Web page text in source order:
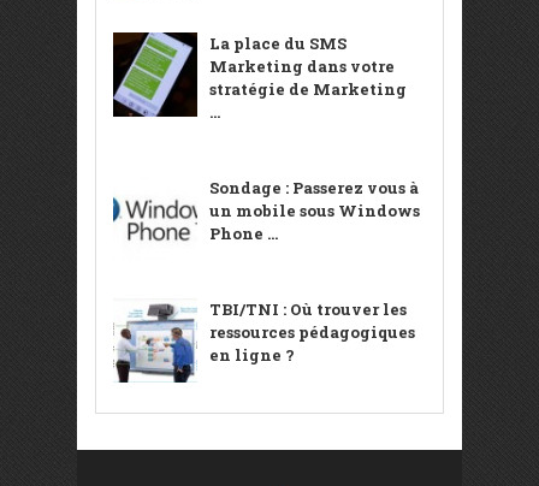
La place du SMS
Marketing dans votre
stratégie de Marketing
...
Sondage : Passerez vous à
un mobile sous Windows
Phone ...
TBI/TNI : Où trouver les
ressources pédagogiques
en ligne ?